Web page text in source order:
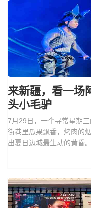
来新疆，看一
头小毛驴
7月29日，一个寻常星期
街巷里瓜果飘香，烤肉的
出夏日边城最生动的黄昏。